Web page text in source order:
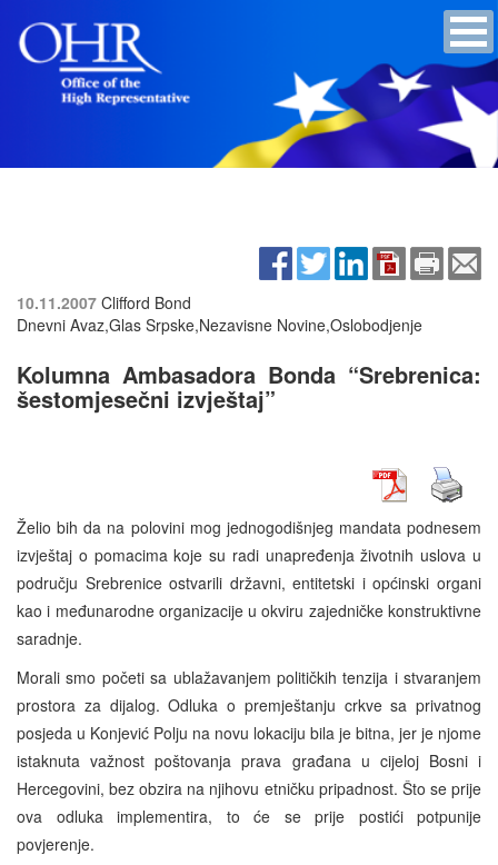
10.11.2007 Clifford Bond
Dnevni Avaz,Glas Srpske,Nezavisne Novine,Oslobodjenje
Kolumna Ambasadora Bonda “Srebrenica:
šestomjesečni izvještaj”
Želio bih da na polovini mog jednogodišnjeg mandata podnesem
izvještaj o pomacima koje su radi unapređenja životnih uslova u
području Srebrenice ostvarili državni, entitetski i općinski organi
kao i međunarodne organizacije u okviru zajedničke konstruktivne
saradnje.
Morali smo početi sa ublažavanjem političkih tenzija i stvaranjem
prostora za dijalog. Odluka o premještanju crkve sa privatnog
posjeda u Konjević Polju na novu lokaciju bila je bitna, jer je njome
istaknuta važnost poštovanja prava građana u cijeloj Bosni i
Hercegovini, bez obzira na njihovu etničku pripadnost. Što se prije
ova odluka implementira, to će se prije postići potpunije
povjerenje.